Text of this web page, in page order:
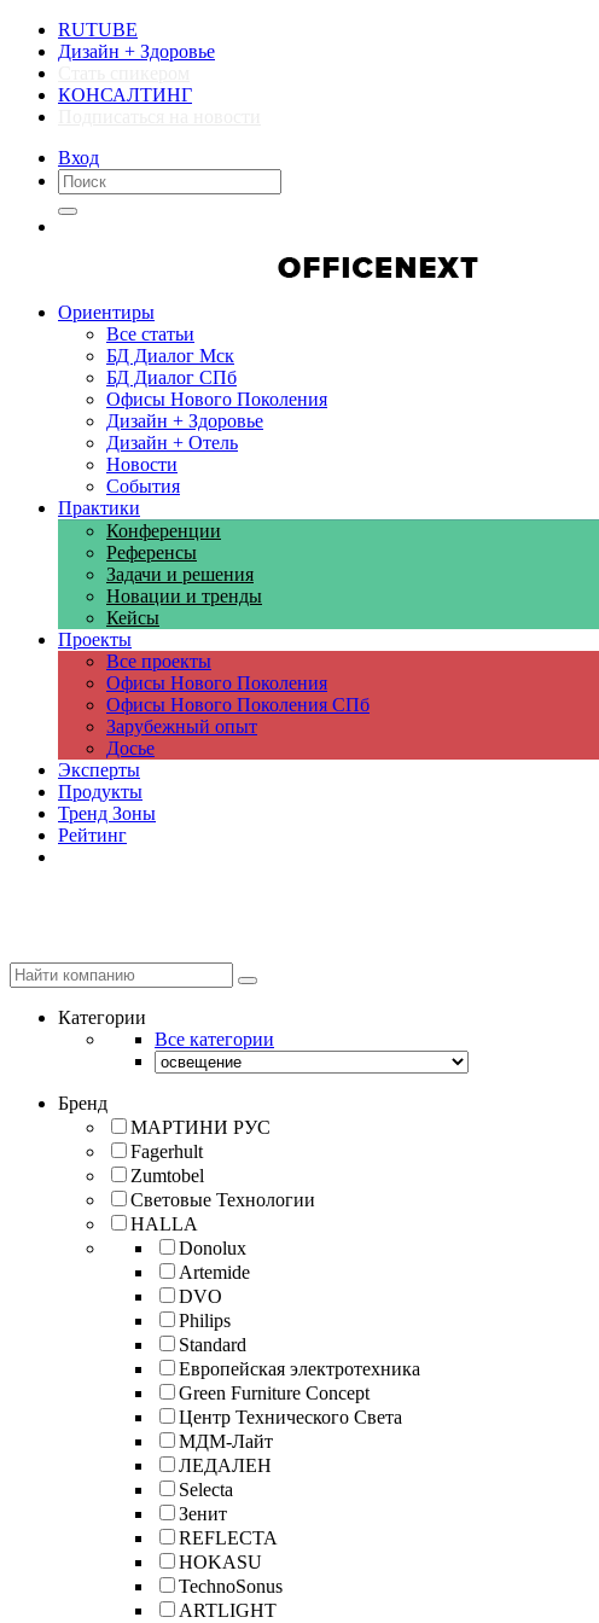
RUTUBE
Дизайн + Здоровье
КОНСАЛТИНГ
Вход
Ориентиры
Все статьи
БД Диалог Мск
БД Диалог СПб
Офисы Нового Поколения
Дизайн + Здоровье
Дизайн + Отель
Новости
События
Практики
Конференции
Референсы
Задачи и решения
Новации и тренды
Кейсы
Проекты
Все проекты
Офисы Нового Поколения
Офисы Нового Поколения СПб
Зарубежный опыт
Досье
Эксперты
Продукты
Тренд Зоны
Рейтинг
Категории
Все категории
Бренд
МАРТИНИ РУС
Fagerhult
Zumtobel
Световые Технологии
HALLA
Donolux
Artemide
DVO
Philips
Standard
Европейская электротехника
Green Furniture Concept
Центр Технического Света
МДМ-Лайт
ЛЕДАЛЕН
Selecta
Зенит
REFLECTA
HOKASU
TechnoSonus
ARTLIGHT